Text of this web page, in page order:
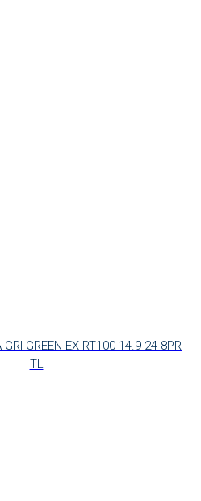
GRI GREEN EX RT100 14.9-24 8PR
TL